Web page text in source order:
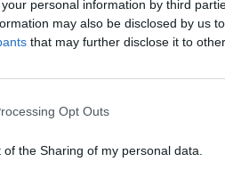
personal information by third
may also be disclosed by us
that may further disclose it to
Opt Outs
the Sharing of my personal data.
pe toată averea
legat de munca la negru, pe